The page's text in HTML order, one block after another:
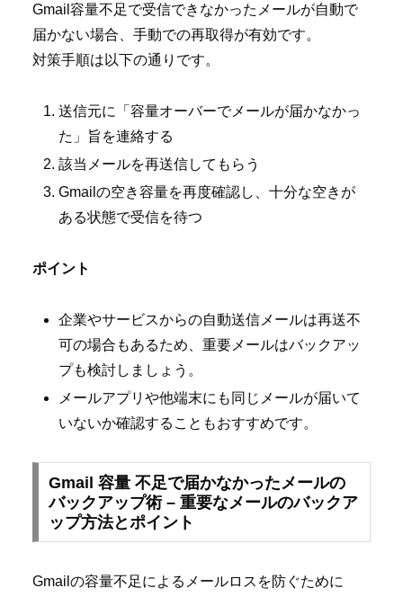
Gmail容量不足で受信できなかったメールが自動で
届かない場合、手動での再取得が有効です。
対策手順は以下の通りです。
送信元に「容量オーバーでメールが届かなかっ
た」旨を連絡する
該当メールを再送信してもらう
Gmailの空き容量を再度確認し、十分な空きが
ある状態で受信を待つ
ポイント
企業やサービスからの自動送信メールは再送不
可の場合もあるため、重要メールはバックアッ
プも検討しましょう。
メールアプリや他端末にも同じメールが届いて
いないか確認することもおすすめです。
Gmail 容量 不足で届かなかったメールの
バックアップ術 – 重要なメールのバックア
ップ方法とポイント
Gmailの容量不足によるメールロスを防ぐために